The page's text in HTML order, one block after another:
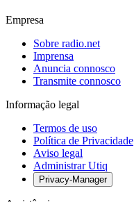
Empresa
Sobre radio.net
Imprensa
Anuncia connosco
Transmite connosco
Informação legal
Termos de uso
Política de Privacidade
Aviso legal
Administrar Utiq
Privacy-Manager